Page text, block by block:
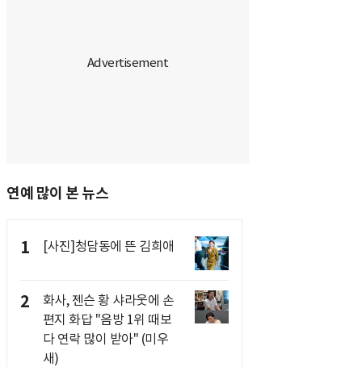
연예 많이 본 뉴스
1 [사진]청담동에 뜬 김희애
2
화사, 젠슨 황 샤라웃에 손
편지 화답 "음방 1위 때보
다 연락 많이 받아" (미우
새)